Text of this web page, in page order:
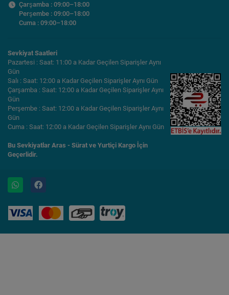
Çarşamba : 09:00–18:00
Perşembe : 09:00–18:00
Cuma : 09:00–18:00
Sevkiyat Saatleri
Pazartesi : Saat: 11:00 a Kadar Geçilen Siparişler Aynı
Gün
Salı : Saat: 12:00 a Kadar Geçilen Siparişler Aynı Gün
Çarşamba : Saat: 12:00 a Kadar Geçilen Siparişler Aynı
Gün
Perşembe : Saat: 12:00 a Kadar Geçilen Siparişler Aynı
Gün
Cuma : Saat: 12:00 a Kadar Geçilen Siparişler Aynı Gün
Bu Sevkiyatlar Aras - Sürat ve Yurtiçi Kargo İçin
Geçerlidir.